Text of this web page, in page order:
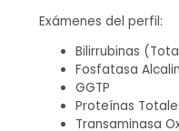
Exámenes del perfil:
Bilirrubinas
Fosfatasa
GGTP
Proteínas
Transaminasa